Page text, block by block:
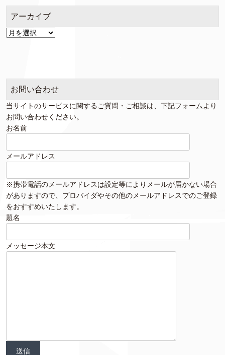
アーカイブ
ア
お問い合わせ
当サイトのサービスに関するご質問・ご相談は、下記フォームより
お問い合わせください。
お名前
メールアドレス
※携帯電話のメールアドレスは設定等によりメールが届かない場合
がありますので、プロバイダやその他のメールアドレスでのご登録
をおすすめいたします。
題名
メッセージ本文